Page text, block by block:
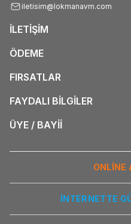
iletisim@lokmanavm.com
İLETİŞİM
ÖDEME
FIRSATLAR
FAYDALI BİLGİLER
ÜYE / BAYİİ
ONLİNE
İNTERNETTE